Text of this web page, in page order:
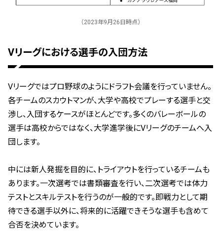
（2023年9月26日時点）
Vリーグにおける選手の入団方法
Vリーグではプロ野球のようにドラフト会議を行っていません。
各チームのスカウトマンが、大学や高校でプレーする選手と交
渉し、入団するケースがほとんどです。多くのバレーボールの
選手は高校からではなく、大学進学後にVリーグのチームへ入
団します。
中には新人発掘を目的に、トライアウトを行っているチームも
あります。一次選考では書類審査を行い、二次選考では体力
テストとスキルテストを行うのが一般的です。即戦力として期
待できる選手以外に、将来的に活躍できそうな選手も含めて
合否を決めています。